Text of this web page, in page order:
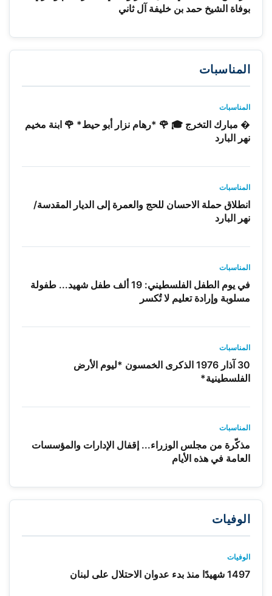
بوفاة الشيخ حمد بن خليفة آل ثاني
المناسبات
المناسبات
� مبارك التخرج 🎓 🌹 *رهام نزار أبو حيط* 🌹 ابنة مخيم
نهر البارد
المناسبات
انطلاق حملة الاحسان للحج والعمرة إلى الديار المقدسة/
نهر البارد
المناسبات
في يوم الطفل الفلسطيني: 19 ألف طفل شهيد... طفولة
مسلوبة وإرادة تعليم لا تُكسر
المناسبات
30 آذار 1976 الذكرى الخمسون *ليوم الأرض
الفلسطينية*
المناسبات
مذكّرة من مجلس الوزراء... إقفال الإدارات والمؤسسات
العامة في هذه الأيام
الوفيات
الوفيات
1497 شهيدًا منذ بدء عدوان الاحتلال على لبنان